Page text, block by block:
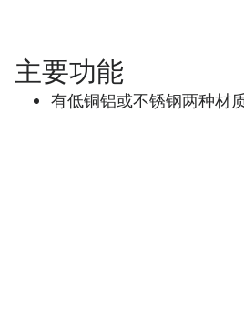
主要功能
有低铜铝或不锈钢两种材